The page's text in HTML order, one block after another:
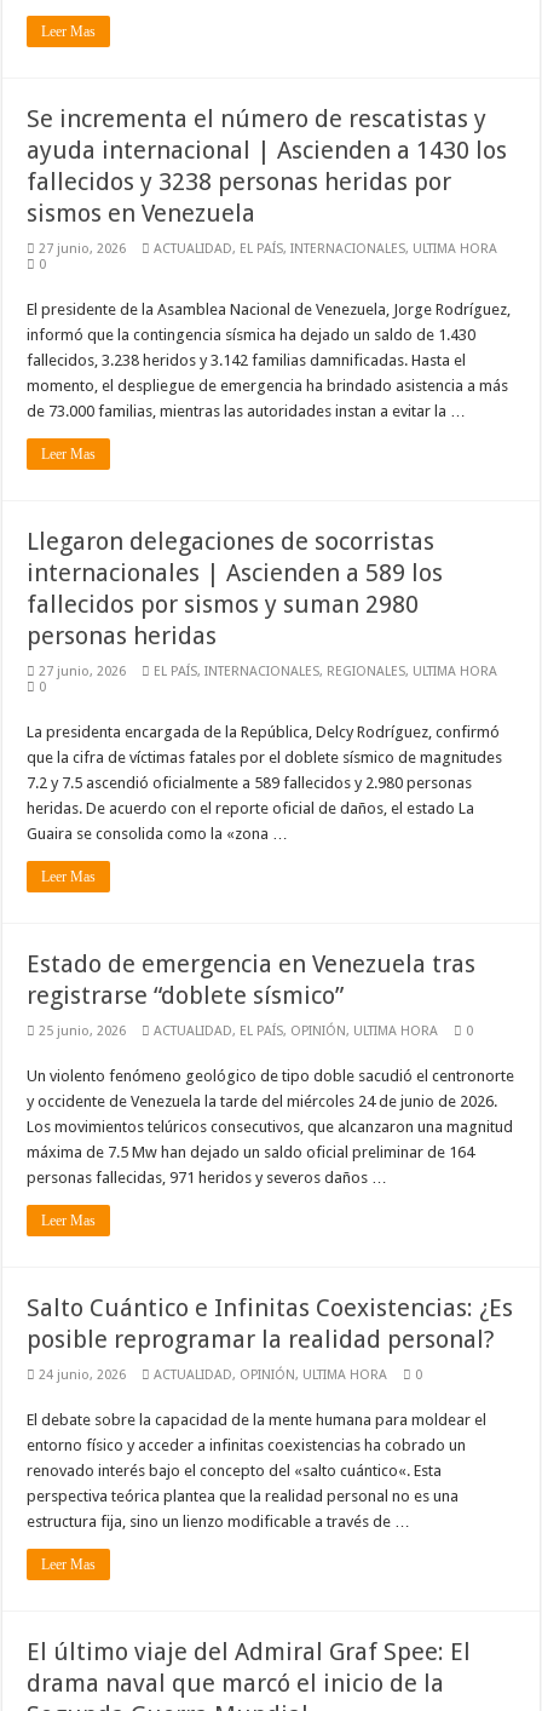
Leer Mas
Se incrementa el número de rescatistas y
ayuda internacional | Ascienden a 1430 los
fallecidos y 3238 personas heridas por
sismos en Venezuela
27 junio, 2026 ACTUALIDAD, EL PAÍS,INTERNACIONALES, ULTIMA HORA
0
El presidente de la Asamblea Nacional de Venezuela, Jorge Rodríguez,
informó que la contingencia sísmica ha dejado un saldo de 1.430
fallecidos, 3.238 heridos y 3.142 familias damnificadas. Hasta el
momento, el despliegue de emergencia ha brindado asistencia a más
de 73.000 familias, mientras las autoridades instan a evitar la …
Leer Mas
Llegaron delegaciones de socorristas
internacionales | Ascienden a 589 los
fallecidos por sismos y suman 2980
personas heridas
27 junio, 2026 EL PAÍS,INTERNACIONALES, REGIONALES, ULTIMA HORA
0
La presidenta encargada de la República, Delcy Rodríguez, confirmó
que la cifra de víctimas fatales por el doblete sísmico de magnitudes
7.2 y 7.5 ascendió oficialmente a 589 fallecidos y 2.980 personas
heridas. De acuerdo con el reporte oficial de daños, el estado La
Guaira se consolida como la «zona …
Leer Mas
Estado de emergencia en Venezuela tras
registrarse “doblete sísmico”
25 junio, 2026 ACTUALIDAD, EL PAÍS, OPINIÓN, ULTIMA HORA 0
Un violento fenómeno geológico de tipo doble sacudió el centronorte
y occidente de Venezuela la tarde del miércoles 24 de junio de 2026.
Los movimientos telúricos consecutivos, que alcanzaron una magnitud
máxima de 7.5 Mw han dejado un saldo oficial preliminar de 164
personas fallecidas, 971 heridos y severos daños …
Leer Mas
Salto Cuántico e Infinitas Coexistencias: ¿Es
posible reprogramar la realidad personal?
24 junio, 2026 ACTUALIDAD, OPINIÓN, ULTIMA HORA 0
El debate sobre la capacidad de la mente humana para moldear el
entorno físico y acceder a infinitas coexistencias ha cobrado un
renovado interés bajo el concepto del «salto cuántico«. Esta
perspectiva teórica plantea que la realidad personal no es una
estructura fija, sino un lienzo modificable a través de …
Leer Mas
El último viaje del Admiral Graf Spee: El
drama naval que marcó el inicio de la